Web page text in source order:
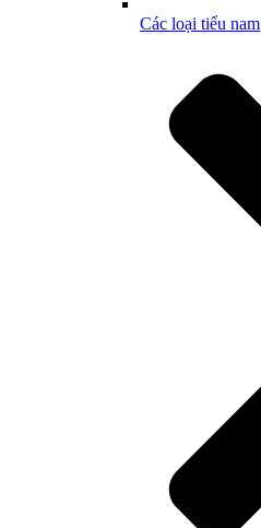
Các loại tiểu nam